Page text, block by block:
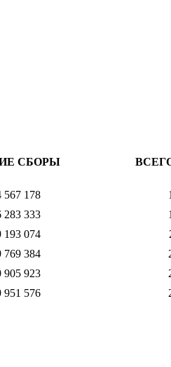
СБОРЫ
567 178
283 333
193 074
769 384
905 923
951 576